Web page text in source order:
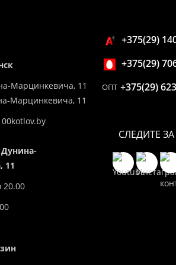
Марцинкевича, 11
Марцинкевича, 11
11
20.00
+375(29)
+375(29)
ОПТ +375(29)
СЛЕДИТЕ